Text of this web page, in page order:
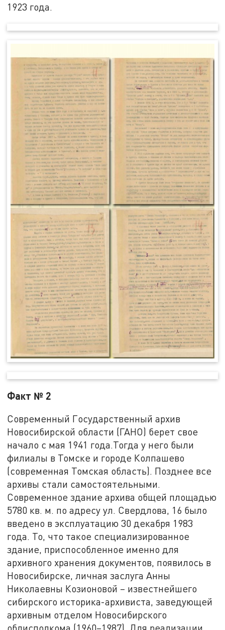
1923 года.
Факт № 2
Современный Государственный архив
Новосибирской области (ГАНО) берет свое
начало с мая 1941 года.Тогда у него были
филиалы в Томске и городе Колпашево
(современная Томская область). Позднее все
архивы стали самостоятельными.
Современное здание архива общей площадью
5780 кв. м. по адресу ул. Свердлова, 16 было
введено в эксплуатацию 30 декабря 1983
года. То, что такое специализированное
здание, приспособленное именно для
архивного хранения документов, появилось в
Новосибирске, личная заслуга Анны
Николаевны Козионовой – известнейшего
сибирского историка-архивиста, заведующей
архивным отделом Новосибирского